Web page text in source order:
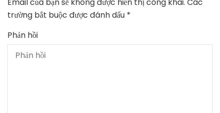
trường bắt buộc được đánh dấu *
Phản hồi